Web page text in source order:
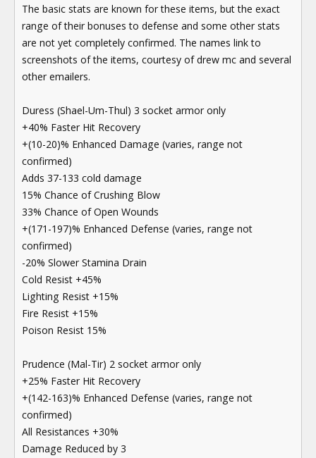
The basic stats are known for these items, but the exact
range of their bonuses to defense and some other stats
are not yet completely confirmed. The names link to
screenshots of the items, courtesy of drew mc and several
other emailers.
Duress (Shael-Um-Thul) 3 socket armor only
+40% Faster Hit Recovery
+(10-20)% Enhanced Damage (varies, range not
confirmed)
Adds 37-133 cold damage
15% Chance of Crushing Blow
33% Chance of Open Wounds
+(171-197)% Enhanced Defense (varies, range not
confirmed)
-20% Slower Stamina Drain
Cold Resist +45%
Lighting Resist +15%
Fire Resist +15%
Poison Resist 15%
Prudence (Mal-Tir) 2 socket armor only
+25% Faster Hit Recovery
+(142-163)% Enhanced Defense (varies, range not
confirmed)
All Resistances +30%
Damage Reduced by 3